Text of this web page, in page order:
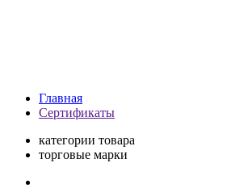
Главная
Сертификаты
категории товара
торговые марки